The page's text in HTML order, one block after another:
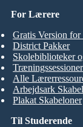
Til Studerende
For Lærere
Gratis Version
District Pakker
Skolebiblioteker
Træningssessioner
Alle
Arbejdsark
Plakat Skabeloner